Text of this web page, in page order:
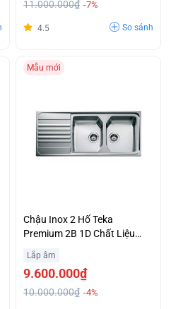
11.000.000₫ -7%
4.5 So sánh
Mẫu mới
Chậu Inox 2 Hố Teka
Premium 2B 1D Chất Liệu
Thép Không Gỉ Sáng Bóng
Trả Góp 0%
Lắp âm
9.600.000₫
10.000.000₫ -4%